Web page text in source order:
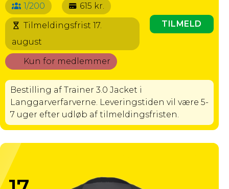
1/200
615 kr.
Tilmeldingsfrist 17.
august
Kun for medlemmer
TILMELD
Bestilling af Trainer 3.0 Jacket i
Langgarverfarverne. Leveringstiden vil være 5-
7 uger efter udløb af tilmeldingsfristen.
T-SHIRT FREE 2.0 OG/ELLER VEST